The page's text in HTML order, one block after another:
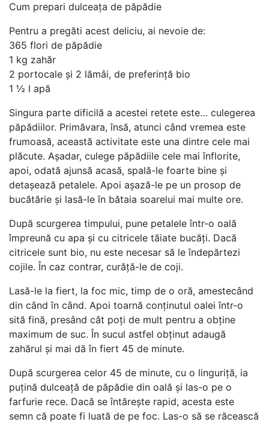
Cum prepari dulceața de păpădie
Pentru a pregăti acest deliciu, ai nevoie de:
365 flori de păpădie
1 kg zahăr
2 portocale și 2 lămâi, de preferință bio
1 ½ l apă
Singura parte dificilă a acestei retete este… culegerea
păpădiilor. Primăvara, însă, atunci când vremea este
frumoasă, această activitate este una dintre cele mai
plăcute. Așadar, culege păpădiile cele mai înflorite,
apoi, odată ajunsă acasă, spală-le foarte bine și
detașează petalele. Apoi așază-le pe un prosop de
bucătărie și lasă-le în bătaia soarelui mai multe ore.
După scurgerea timpului, pune petalele într-o oală
împreună cu apa și cu citricele tăiate bucăți. Dacă
citricele sunt bio, nu este necesar să le îndepărtezi
cojile. În caz contrar, curăță-le de coji.
Lasă-le la fiert, la foc mic, timp de o oră, amestecând
din când în când. Apoi toarnă conținutul oalei într-o
sită fină, presând cât poți de mult pentru a obține
maximum de suc. În sucul astfel obținut adaugă
zahărul și mai dă în fiert 45 de minute.
După scurgerea celor 45 de minute, cu o linguriță, ia
puțină dulceață de păpădie din oală și las-o pe o
farfurie rece. Dacă se întărește rapid, acesta este
semn că poate fi luată de pe foc. Las-o să se răcească